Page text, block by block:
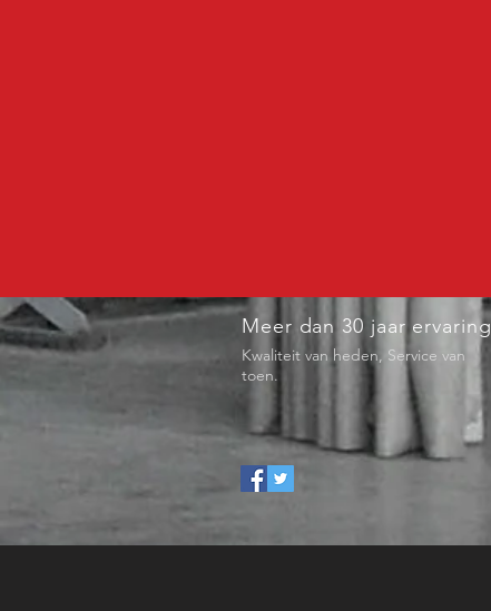
Meer dan 30 jaar ervaring
Kwaliteit van heden, Service van
toen.